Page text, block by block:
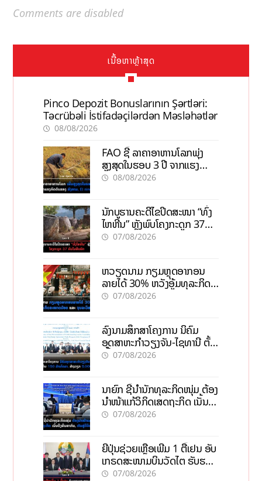
Comments are disabled
ເນື້ອຫາຫຼ້າສຸດ
Pinco Depozit Bonuslarının Şərtləri:
Təcrübəli İstifadəçilərdən Məsləhətlər
08/08/2026
FAO ຊີ້ ລາຄາອາຫານໂລກພຸ່ງ
ສູງສຸດໃນຮອບ 3 ປີ ຈາກແຮງ
ກົດດັນຂອງສົງຄາມ, El nino
08/08/2026
ນັກບູຮານຄະດີໄຂປິດສະໜາ “ທົ່ງ
ໄຫຫີນ” ຫຼັງພົບໂຄງກະດູກ 37
ຄົນໃນຫີນຍັກ
07/08/2026
ຫວຽດນາມ ກຽມຫຼຸດອາກອນ
ລາຍໄດ້ 30% ຫວັງອູ້ມທຸລະກິດ
ຂະໜາດນ້ອຍ ແລະ ຈຸນລະ
07/08/2026
ລົງນາມສຶກສາໂຄງການ ນິຄົມ
ອຸດສາຫະກຳວຽງຈັນ-ໄຊທານີ ຕັ້ງ
ເປົ້າດຶງທຶນ 150 ລ້ານໂດລາ, ສ້າງ
07/08/2026
ນາຍົກ ຊີ້ນຳນັກທຸລະກິດໜຸ່ມ ຕ້ອງ
ນຳໜ້າແກ້ວິກິດເສດຖະກິດ ເນັ້ນດຶງ
ທຶນສາກົນ, ຫັນສູ່ດິຈິຕອນ
07/08/2026
ຍີ່ປຸ່ນຊ່ວຍເຫຼືອເພີ່ມ 1 ຕື້ເຢນ ອັບ
ເກຣດສະໜາມບິນວັດໄຕ ຮັບຮອງ
ການເຕີບໂຕ
07/08/2026